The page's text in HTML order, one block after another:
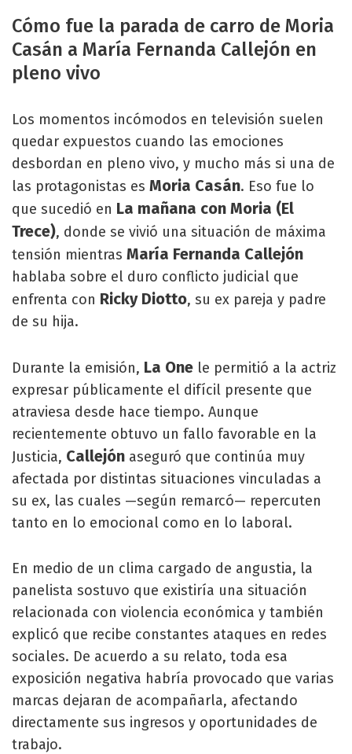
Cómo fue la parada de carro de Moria
Casán a María Fernanda Callejón en
pleno vivo
Los momentos incómodos en televisión suelen
quedar expuestos cuando las emociones
desbordan en pleno vivo, y mucho más si una de
las protagonistas es Moria Casán. Eso fue lo
que sucedió en La mañana con Moria (El
Trece), donde se vivió una situación de máxima
tensión mientras María Fernanda Callejón
hablaba sobre el duro conflicto judicial que
enfrenta con Ricky Diotto, su ex pareja y padre
de su hija.
Durante la emisión, La One le permitió a la actriz
expresar públicamente el difícil presente que
atraviesa desde hace tiempo. Aunque
recientemente obtuvo un fallo favorable en la
Justicia, Callejón aseguró que continúa muy
afectada por distintas situaciones vinculadas a
su ex, las cuales —según remarcó— repercuten
tanto en lo emocional como en lo laboral.
En medio de un clima cargado de angustia, la
panelista sostuvo que existiría una situación
relacionada con violencia económica y también
explicó que recibe constantes ataques en redes
sociales. De acuerdo a su relato, toda esa
exposición negativa habría provocado que varias
marcas dejaran de acompañarla, afectando
directamente sus ingresos y oportunidades de
trabajo.